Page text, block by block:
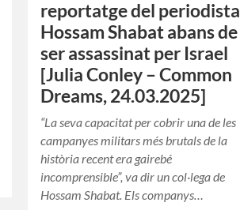
reportatge del periodista
Hossam Shabat abans de
ser assassinat per Israel
[Julia Conley – Common
Dreams, 24.03.2025]
“La seva capacitat per cobrir una de les
campanyes militars més brutals de la
història recent era gairebé
incomprensible”, va dir un col·lega de
Hossam Shabat. Els companys…